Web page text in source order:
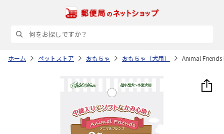
ホーム ペットストア おもちゃ おもちゃ（犬用） Animal Friends